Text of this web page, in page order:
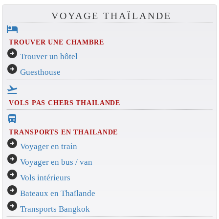
VOYAGE THAÏLANDE
hotel
TROUVER UNE CHAMBRE
arrow_circle_right Trouver un hôtel
arrow_circle_right Guesthouse
flight_takeoff
VOLS PAS CHERS THAILANDE
directions_bus_filled
TRANSPORTS EN THAILANDE
arrow_circle_right Voyager en train
arrow_circle_right Voyager en bus / van
arrow_circle_right Vols intérieurs
arrow_circle_right Bateaux en Thaïlande
arrow_circle_right Transports Bangkok